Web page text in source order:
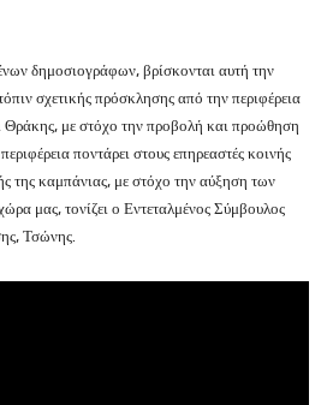
δημοσιογράφων, βρίσκονται αυτή την
σχετικής πρόσκλησης από την περιφέρεια
Θράκης, με στόχο την προβολή και προώθηση
ποντάρει στους επηρεαστές κοινής
της καμπάνιας, με στόχο την αύξηση των
μας, τονίζει ο Εντεταλμένος Σύμβουλος
Τσώνης.